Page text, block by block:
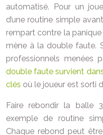
automatisé. Pour un
d’une routine simple
rempart contre la
mène à la double faute.
professionnels menées
double faute survient
clés où le joueur est sorti
Faire rebondir la balle
exemple de routine
Chaque rebond peut